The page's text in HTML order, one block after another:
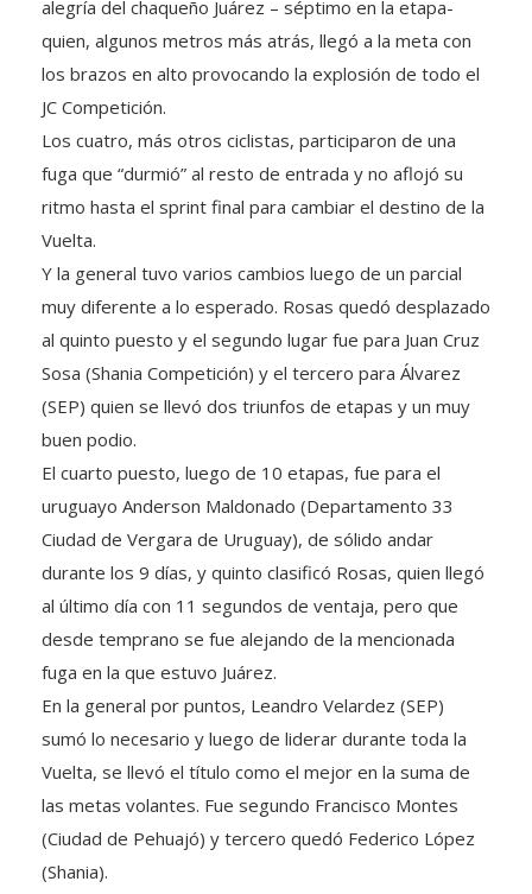
quien, algunos metros más atrás, llegó a la meta con
los brazos en alto provocando la explosión de todo el
JC Competición.
Los cuatro, más otros ciclistas, participaron de una
fuga que “durmió” al resto de entrada y no aflojó su
ritmo hasta el sprint final para cambiar el destino de la
Vuelta.
Y la general tuvo varios cambios luego de un parcial
muy diferente a lo esperado. Rosas quedó desplazado
al quinto puesto y el segundo lugar fue para Juan Cruz
Sosa (Shania Competición) y el tercero para Álvarez
(SEP) quien se llevó dos triunfos de etapas y un muy
buen podio.
El cuarto puesto, luego de 10 etapas, fue para el
uruguayo Anderson Maldonado (Departamento 33
Ciudad de Vergara de Uruguay), de sólido andar
durante los 9 días, y quinto clasificó Rosas, quien llegó
al último día con 11 segundos de ventaja, pero que
desde temprano se fue alejando de la mencionada
fuga en la que estuvo Juárez.
En la general por puntos, Leandro Velardez (SEP)
sumó lo necesario y luego de liderar durante toda la
Vuelta, se llevó el título como el mejor en la suma de
las metas volantes. Fue segundo Francisco Montes
(Ciudad de Pehuajó) y tercero quedó Federico López
(Shania).
El mejor allense fue Pablo Reyes (Colorshop), de